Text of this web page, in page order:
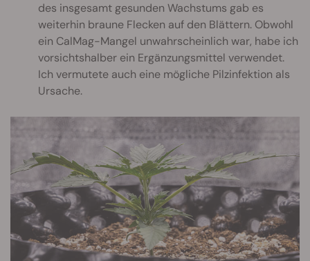
des insgesamt gesunden Wachstums gab es
weiterhin braune Flecken auf den Blättern. Obwohl
ein CalMag-Mangel unwahrscheinlich war, habe ich
vorsichtshalber ein Ergänzungsmittel verwendet.
Ich vermutete auch eine mögliche Pilzinfektion als
Ursache.